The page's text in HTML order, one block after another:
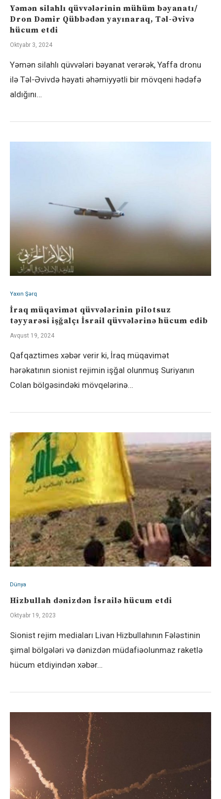
Yəmən silahlı qüvvələrinin mühüm bəyanatı/
Dron Dəmir Qübbədən yayınaraq, Təl-Əvivə
hücum etdi
Oktyabr 3, 2024
Yəmən silahlı qüvvələri bəyanat verərək, Yaffa dronu
ilə Təl-Əvivdə həyati əhəmiyyətli bir mövqeni hədəfə
aldığını…
Yaxın Şərq
İraq müqavimət qüvvələrinin pilotsuz
təyyarəsi işğalçı İsrail qüvvələrinə hücum edib
Avqust 19, 2024
Qafqaztimes xəbər verir ki, İraq müqavimət
hərəkatının sionist rejimin işğal olunmuş Suriyanın
Colan bölgəsindəki mövqelərinə…
Dünya
Hizbullah dənizdən İsrailə hücum etdi
Oktyabr 19, 2023
Sionist rejim mediaları Livan Hizbullahının Fələstinin
şimal bölgələri və dənizdən müdafiəolunmaz raketlə
hücum etdiyindən xəbər…